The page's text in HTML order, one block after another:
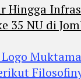
Hingga
35 NU di